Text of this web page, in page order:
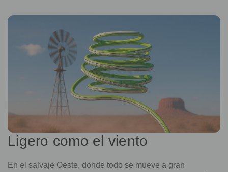
Ligero como el viento
En el salvaje Oeste, donde todo se mueve a gran